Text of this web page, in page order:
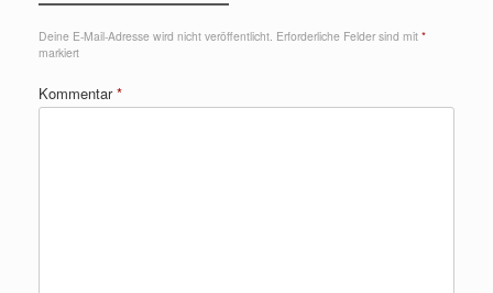
Deine E-Mail-Adresse wird nicht veröffentlicht. Erforderliche Felder sind mit *
markiert
Kommentar*